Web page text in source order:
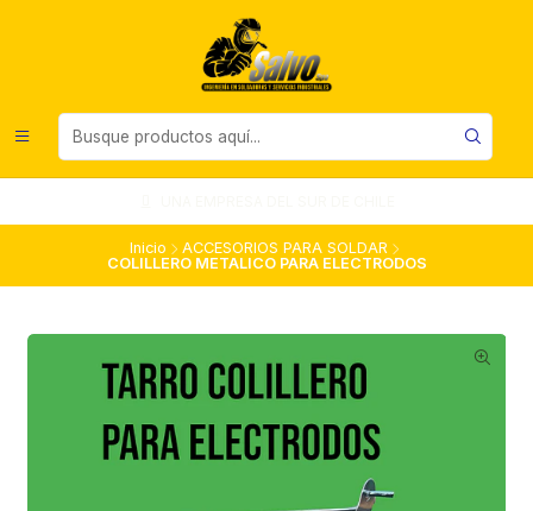
Inicio
ACCESORIOS PARA SOLDAR
COLILLERO METALICO PARA ELECTRODOS